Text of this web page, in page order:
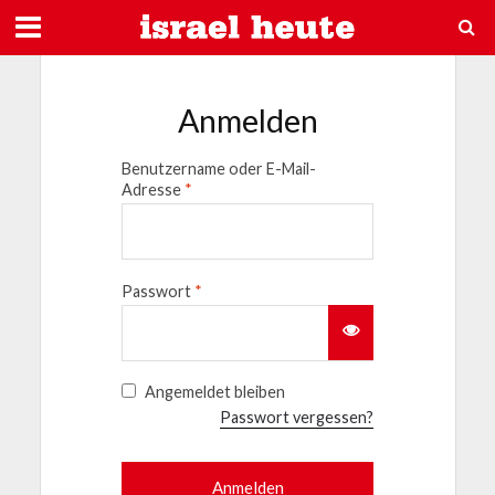
Anmelden
Benutzername oder E-Mail-
Adresse *
Passwort *
Angemeldet bleiben
Passwort vergessen?
Anmelden